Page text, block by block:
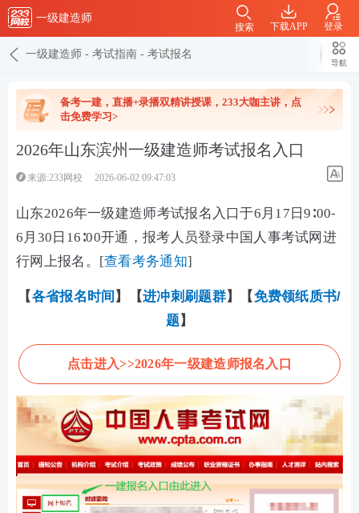
一级建造师
下载APP 登录
搜索
一级建造师 - 考试指南 - 考试报名
导航
备考一建，直播+录播双精讲授课，233大咖主讲，点
击免费学习>
2026年山东滨州一级建造师考试报名入口
来源:233网校 2026-06-02 09:47:03
山东2026年一级建造师考试报名入口于6月17日9∶00-
6月30日16∶00开通，报考人员登录中国人事考试网进
行网上报名。[查看考务通知]
【各省报名时间 】【进冲刺刷题群】【免费领纸质书/
题】
点击进入>>2026年一级建造师报名入口